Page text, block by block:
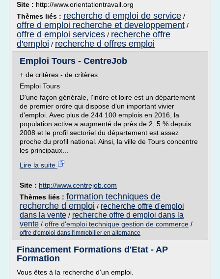
Site : http://www.orientationtravail.org
Thèmes liés : recherche d emploi de service /
offre d emploi recherche et developpement /
offre d emploi services / recherche offre
d'emploi / recherche d offres emploi
Emploi Tours - CentreJob
+ de critères - de critères
Emploi Tours
D'une façon générale, l'indre et loire est un département
de premier ordre qui dispose d'un important vivier
d'emploi. Avec plus de 244 100 emplois en 2016, la
population active a augmenté de près de 2, 5 % depuis
2008 et le profil sectoriel du département est assez
proche du profil national. Ainsi, la ville de Tours concentre
les principaux...
Lire la suite
Site : http://www.centrejob.com
Thèmes liés : formation techniques de
recherche d emploi / recherche offre d'emploi
dans la vente / recherche offre d emploi dans la
vente / offre d'emploi technique gestion de commerce /
offre d'emploi dans l'immobilier en alternance
Financement Formations d'Etat - AP
Formation
Vous êtes à la recherche d'un emploi.